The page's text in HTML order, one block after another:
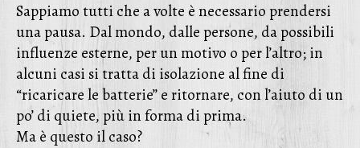
Sappiamo tutti che a volte è necessario prendersi
una pausa. Dal mondo, dalle persone, da possibili
influenze esterne, per un motivo o per l’altro; in
alcuni casi si tratta di isolazione al fine di
“ricaricare le batterie” e ritornare, con l’aiuto di un
po’ di quiete, più in forma di prima.
Ma è questo il caso?